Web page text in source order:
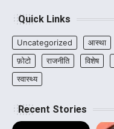
Quick Links
Uncategorized आस्था
फ़ोटो
राजनीति विशेष
स्वास्थ्य
Recent Stories